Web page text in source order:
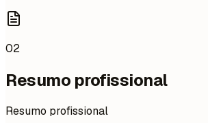
02
Resumo profissional
Resumo profissional